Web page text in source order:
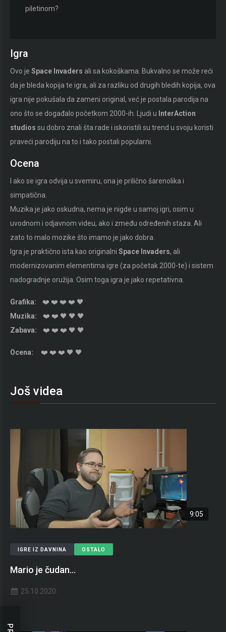
piletinom?
Igra
Ovo je Space Invaders ali sa kokoškama. Bukvalno se može reći
da je bleda kopija te igra, ali za razliku od drugih bledih kopija, ova
igra nije pokušala da zameni original, već je postala parodija na
ono što se događalo početkom 2000-ih. Ljudi u InterAction
studios su dobro znali šta rade i iskoristili su trend u svoju koristi
praveći parodiju na to i tako postali popularni.
Ocena
I ako se igra odvija u svemiru, ona je prilično šarenolika i
simpatična.
Muzika je jako oskudna, nema je nigde u samoj igri, osim u
uvodnom i odjavnom videu, ako i zmeđu određenih staza. Ali
zato to malo mozike što imamo je jako dobra.
Igra je praktično ista kao originalni Space Invaders, ali
modernizovanim elementima igre (za početak 2000-te) i sistem
nadogradnje oružija. Osim toga igra je jako repetativna.
Grafika: ❤️ ❤️ ❤️ ❤️ 🖤
Muzika:
❤️ ❤️ 🖤 🖤 🖤
Zabava:
❤️ ❤️ ❤️ 🖤 🖤
Ocena: ❤️ ❤️ ❤️ 🖤 🖤
Još videa
9:05
IGRE IZ DAVNINA OSTALO
Mario je čudan...
25.10.2020.